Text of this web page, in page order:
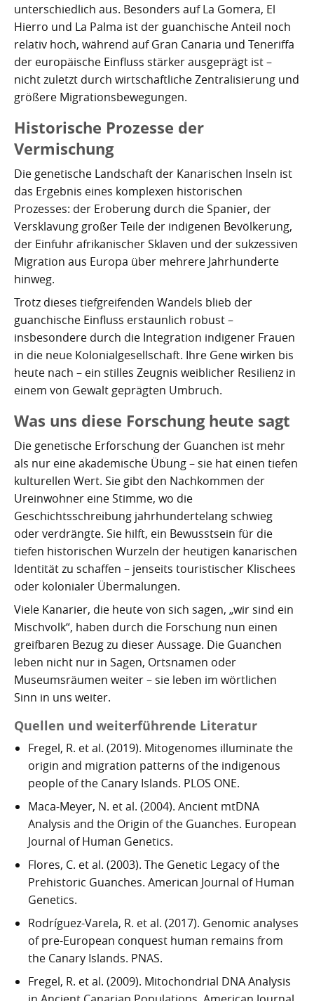
unterschiedlich aus. Besonders auf La Gomera, El
Hierro und La Palma ist der guanchische Anteil noch
relativ hoch, während auf Gran Canaria und Teneriffa
der europäische Einfluss stärker ausgeprägt ist –
nicht zuletzt durch wirtschaftliche Zentralisierung und
größere Migrationsbewegungen.
Historische Prozesse der
Vermischung
Die genetische Landschaft der Kanarischen Inseln ist
das Ergebnis eines komplexen historischen
Prozesses: der Eroberung durch die Spanier, der
Versklavung großer Teile der indigenen Bevölkerung,
der Einfuhr afrikanischer Sklaven und der sukzessiven
Migration aus Europa über mehrere Jahrhunderte
hinweg.
Trotz dieses tiefgreifenden Wandels blieb der
guanchische Einfluss erstaunlich robust –
insbesondere durch die Integration indigener Frauen
in die neue Kolonialgesellschaft. Ihre Gene wirken bis
heute nach – ein stilles Zeugnis weiblicher Resilienz in
einem von Gewalt geprägten Umbruch.
Was uns diese Forschung heute sagt
Die genetische Erforschung der Guanchen ist mehr
als nur eine akademische Übung – sie hat einen tiefen
kulturellen Wert. Sie gibt den Nachkommen der
Ureinwohner eine Stimme, wo die
Geschichtsschreibung jahrhundertelang schwieg
oder verdrängte. Sie hilft, ein Bewusstsein für die
tiefen historischen Wurzeln der heutigen kanarischen
Identität zu schaffen – jenseits touristischer Klischees
oder kolonialer Übermalungen.
Viele Kanarier, die heute von sich sagen, „wir sind ein
Mischvolk“, haben durch die Forschung nun einen
greifbaren Bezug zu dieser Aussage. Die Guanchen
leben nicht nur in Sagen, Ortsnamen oder
Museumsräumen weiter – sie leben im wörtlichen
Sinn in uns weiter.
Quellen und weiterführende Literatur
Fregel, R. et al. (2019). Mitogenomes illuminate the
origin and migration patterns of the indigenous
people of the Canary Islands. PLOS ONE.
Maca-Meyer, N. et al. (2004). Ancient mtDNA
Analysis and the Origin of the Guanches. European
Journal of Human Genetics.
Flores, C. et al. (2003). The Genetic Legacy of the
Prehistoric Guanches. American Journal of Human
Genetics.
Rodríguez-Varela, R. et al. (2017). Genomic analyses
of pre-European conquest human remains from
the Canary Islands. PNAS.
Fregel, R. et al. (2009). Mitochondrial DNA Analysis